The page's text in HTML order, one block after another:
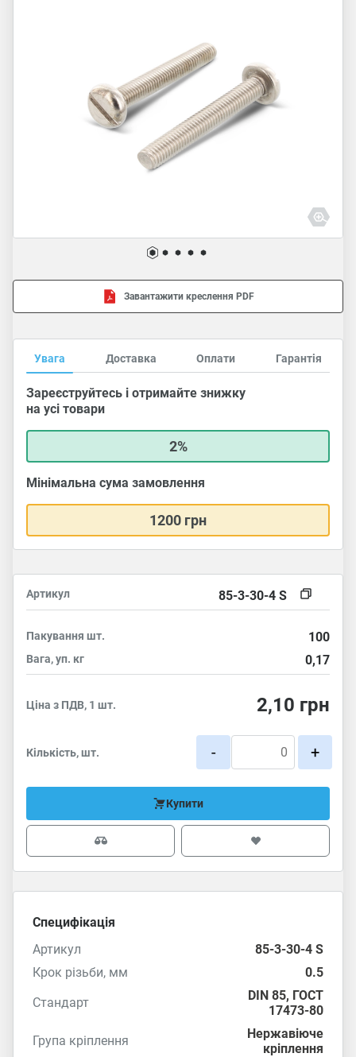
Завантажити креслення PDF
Увага Доставка Оплати Гарантія
Зареєструйтесь і отримайте знижку
на усі товари
2%
Мінімальна сума замовлення
1200 грн
Артикул 85-3-30-4 S
Пакування шт. 100
Вага, уп. кг 0,17
Ціна з ПДВ, 1 шт. 2,10 грн
Кількість, шт. - +
Купити
Специфікація
Артикул
85-3-30-4 S
Крок різьби, мм
0.5
Стандарт
DIN 85, ГОСТ
17473-80
Група кріплення
Нержавіюче
кріплення